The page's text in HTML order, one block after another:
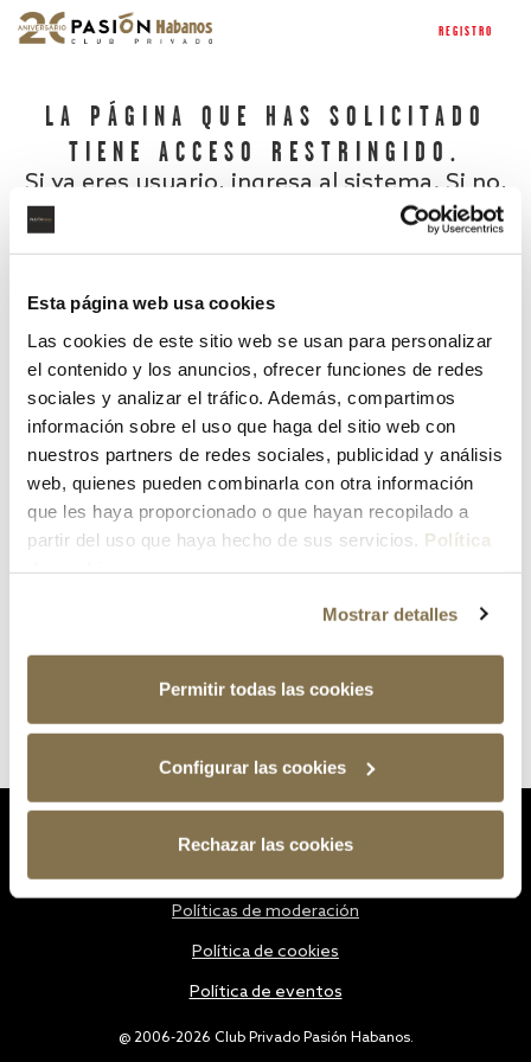
Esta página web usa cookies
Las cookies de este sitio web se usan para personalizar
el contenido y los anuncios, ofrecer funciones de redes
sociales y analizar el tráfico. Además, compartimos
información sobre el uso que haga del sitio web con
nuestros partners de redes sociales, publicidad y análisis
web, quienes pueden combinarla con otra información
que les haya proporcionado o que hayan recopilado a
partir del uso que haya hecho de sus servicios. Política
Mostrar detalles
Permitir todas las cookies
Configurar las cookies
Rechazar las cookies
REGISTRO
LA PÁGINA QUE HAS SOLICITADO
TIENE ACCESO RESTRINGIDO.
Si ya eres usuario, ingresa al sistema. Si no,
¿Has olvidado tu contraseña?
@ 2006-2026 Club Privado Pasión Habanos.
Políticas de moderación
Política de cookies
Política de eventos